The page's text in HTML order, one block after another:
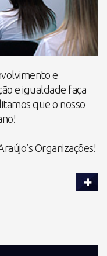
e
e igualdade faça
que o nosso
Organizações!